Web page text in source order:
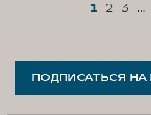
1 2 3 …
ПОДПИСАТЬСЯ